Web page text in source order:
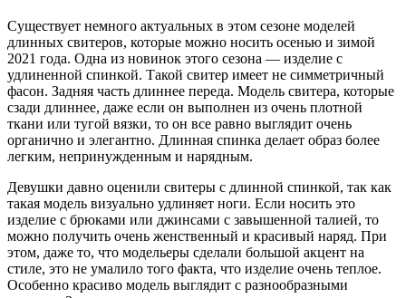
Существует немного актуальных в этом сезоне моделей
длинных свитеров, которые можно носить осенью и зимой
2021 года. Одна из новинок этого сезона — изделие с
удлиненной спинкой. Такой свитер имеет не симметричный
фасон. Задняя часть длиннее переда. Модель свитера, которые
сзади длиннее, даже если он выполнен из очень плотной
ткани или тугой вязки, то он все равно выглядит очень
органично и элегантно. Длинная спинка делает образ более
легким, непринужденным и нарядным.
Девушки давно оценили свитеры с длинной спинкой, так как
такая модель визуально удлиняет ноги. Если носить это
изделие с брюками или джинсами с завышенной талией, то
можно получить очень женственный и красивый наряд. При
этом, даже то, что модельеры сделали большой акцент на
стиле, это не умалило того факта, что изделие очень теплое.
Особенно красиво модель выглядит с разнообразными